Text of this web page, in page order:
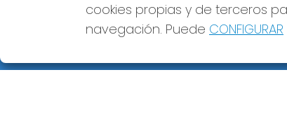
LOTERÍA PRECIADOS "EL
cookies propias y de terceros
navegación. Puede CONFIGURAR